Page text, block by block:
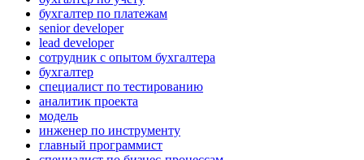
бухгалтер по платежам
senior developer
lead developer
сотрудник с опытом бухгалтера
бухгалтер
специалист по тестированию
аналитик проекта
модель
инженер по инструменту
главный программист